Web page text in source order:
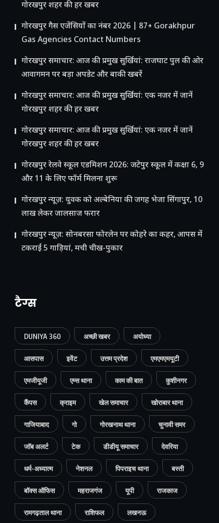
गोरखपुर शहर की हर खबर
गोरखपुर गैस एजेंसियों का नंबर 2026 | 87+ Gorakhpur
Gas Agencies Contact Numbers
गोरखपुर समाचार: आज की प्रमुख सुर्खियां: राजघाट पुल की ओर
आवागमन पर बड़ा अपडेट और बाकी खबरें
गोरखपुर समाचार: आज की प्रमुख सुर्खियां: एक नजर में जानें
गोरखपुर शहर की हर खबर
गोरखपुर समाचार: आज की प्रमुख सुर्खियां: एक नजर में जानें
गोरखपुर शहर की हर खबर
गोरखपुर रेलवे स्कूल एडमिशन 2026: जटेपुर स्कूल में कक्षा 6, 9
और 11 के लिए फॉर्म मिलना शुरू
गोरखपुर न्यूज़: युवक को अल्बेनिया की जगह भेजा सिंगापुर, 10
लाख लेकर जालसाज फरार
गोरखपुर न्यूज़: सोनबरसा फोरलेन पर कोहरे का कहर, आपस में
टकराईं 5 गाड़ियां, मची चीख-पुकार
टैग्स
DUNIYA 360 अच्छी खबर अयोध्या
आसपास इवेंट उत्तम प्रदेश एमएमएमयूटी
एमजीयूजी एम्स थाना काम की बात कुशीनगर
कैंपस क्राइम खेल समाचार खोराबार थाना
गाजियाबाद गो गोरखनाथ थाना चुनावी समर
जॉब अलर्ट टेक डीडीयू समाचार देवरिया
धर्म-अध्यात्म नेशनल पिपराइच थाना बस्ती
बॉक्स ऑफिस महराजगंज यूपी राजकाज
रामगढ़ताल थाना राशिफल लखनऊ